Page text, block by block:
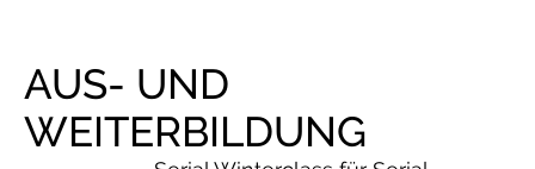
AUS- UND
WEITERBILDUNG